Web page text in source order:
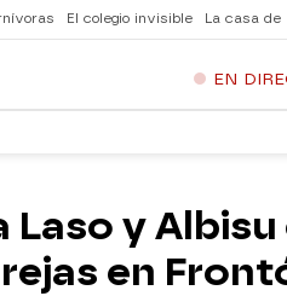
El colegio invisible La casa de
EN
y Albisu
en